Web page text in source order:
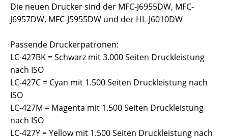
Die neuen Drucker sind der MFC-J6955DW, MFC-
J6957DW, MFC-J5955DW und der HL-J6010DW
Passende Druckerpatronen:
LC-427BK = Schwarz mit 3.000 Seiten Druckleistung
nach ISO
LC-427C = Cyan mit 1.500 Seiten Druckleistung nach
ISO
LC-427M = Magenta mit 1.500 Seiten Druckleistung
nach ISO
LC-427Y = Yellow mit 1.500 Seiten Druckleistung nach